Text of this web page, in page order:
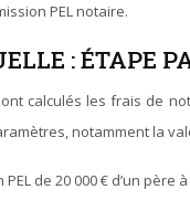
PEL notaire.
: ÉTAPE
calculés les frais de
notamment la
PEL de 20 000 € d’un